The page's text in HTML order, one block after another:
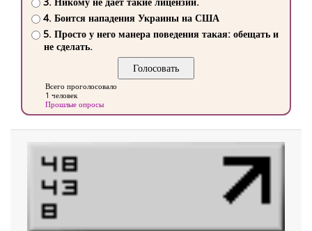
4. Боится нападения Украины на США
5. Просто у него манера поведения такая: обещать и
не сделать.
Всего проголосовало
1 человек
Прошлые опросы